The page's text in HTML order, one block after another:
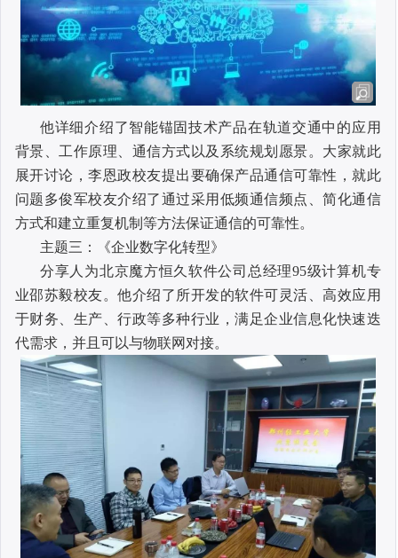
他详细介绍了智能锚固技术产品在轨道交通中的应用
背景、工作原理、通信方式以及系统规划愿景。大家就此
展开讨论，李恩政校友提出要确保产品通信可靠性，就此
问题多俊军校友介绍了通过采用低频通信频点、简化通信
方式和建立重复机制等方法保证通信的可靠性。
主题三：《企业数字化转型》
分享人为北京魔方恒久软件公司总经理95级计算机专
业邵苏毅校友。他介绍了所开发的软件可灵活、高效应用
于财务、生产、行政等多种行业，满足企业信息化快速迭
代需求，并且可以与物联网对接。